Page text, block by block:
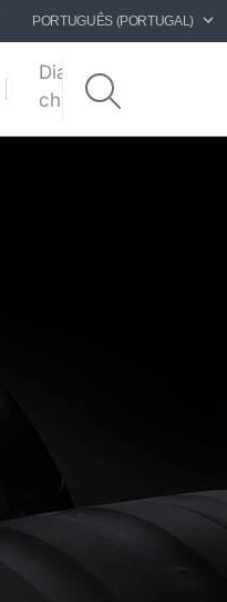
PORTUGUÊS (PORTUGAL)
Diagramas de
chassis